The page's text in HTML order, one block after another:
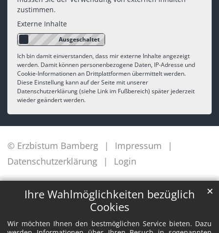
Ihre Wahlmöglichkeiten bezüglich
Cookies
Wir möchten Ihnen den bestmöglichen Service bieten. Dazu
✕
zustimmen.
Externe Inhalte
Ich bin damit einverstanden, dass mir externe Inhalte angezeigt
werden. Damit können personenbezogene Daten, IP-Adresse und
Cookie-Informationen an Drittplattformen übermittelt werden.
Diese Einstellung kann auf der Seite mit unserer
Datenschutzerklärung (siehe Link im Fußbereich) später jederzeit
wieder geändert werden.
© Erzbistum Bamberg
Impressum
Datenschutzerklärung
Login